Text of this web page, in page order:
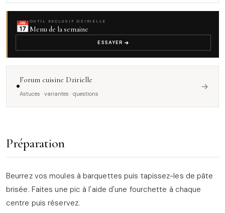
📅 OUTIL EXCLUSIF DZIRIELLE
Menu de la semaine
ESSAYER
Forum cuisine Dzirielle
Astuces · variantes · questions
→
Préparation
Beurrez vos moules à barquettes puis tapissez-les de pâte
brisée. Faites une pic à l'aide d'une fourchette à chaque
centre puis réservez.